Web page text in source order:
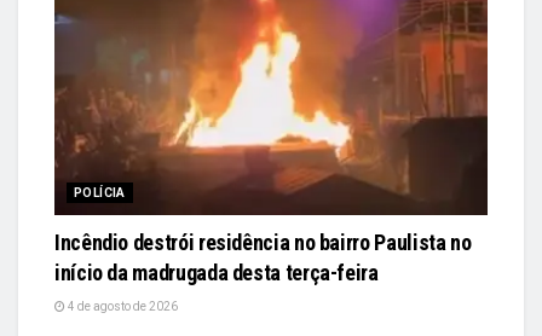
POLÍCIA
Incêndio destrói residência no bairro Paulista no
início da madrugada desta terça-feira
4 de agosto de 2026